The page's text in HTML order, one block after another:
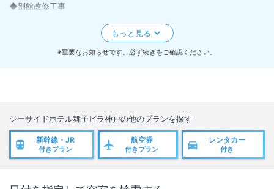
◆別館改修工事
場所：緑風館全館・大浴場（工事届け出による安全上の為、出入り禁止
上記内容に関しまして、詳しくは公式HPにてご確認ください。
引き続き、ご愛顧のほどよろしくお願い申し上げます。
※重要なお知らせです。必ず続きをご確認ください。
シーサイドホテル舞子ビラ神戸の他のプランを探す
新幹線・JR
付きプラン
航空券
付きプラン
レンタカー
付き